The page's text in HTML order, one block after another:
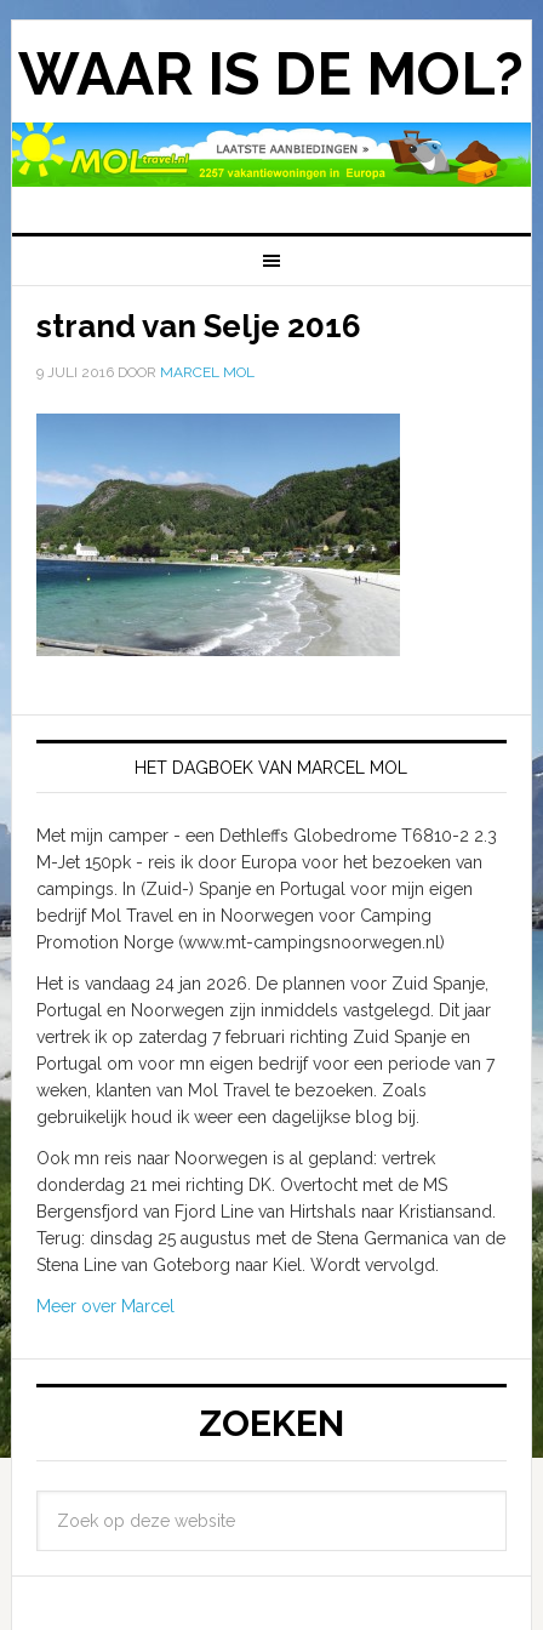
WAAR IS DE MOL?
strand van Selje 2016
9 JULI 2016DOOR MARCEL MOL
HET DAGBOEK VAN MARCEL MOL
Met mijn camper - een Dethleffs Globedrome T6810-2 2.3
M-Jet 150pk - reis ik door Europa voor het bezoeken van
campings. In (Zuid-) Spanje en Portugal voor mijn eigen
bedrijf Mol Travel en in Noorwegen voor Camping
Promotion Norge (www.mt-campingsnoorwegen.nl)
Het is vandaag 24 jan 2026. De plannen voor Zuid Spanje,
Portugal en Noorwegen zijn inmiddels vastgelegd. Dit jaar
vertrek ik op zaterdag 7 februari richting Zuid Spanje en
Portugal om voor mn eigen bedrijf voor een periode van 7
weken, klanten van Mol Travel te bezoeken. Zoals
gebruikelijk houd ik weer een dagelijkse blog bij.
Ook mn reis naar Noorwegen is al gepland: vertrek
donderdag 21 mei richting DK. Overtocht met de MS
Bergensfjord van Fjord Line van Hirtshals naar Kristiansand.
Terug: dinsdag 25 augustus met de Stena Germanica van de
Stena Line van Goteborg naar Kiel. Wordt vervolgd.
Meer over Marcel
ZOEKEN